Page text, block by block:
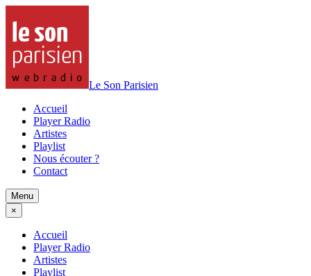
Le Son Parisien
Accueil
Player Radio
Artistes
Playlist
Nous écouter ?
Contact
Menu
×
Accueil
Player Radio
Artistes
Playlist